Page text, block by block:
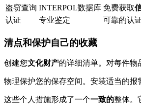
盗窃查询 INTERPOL数据库 免费获取
认证
专业鉴定 可靠的认
清点和保护自己的收藏
创建您文化财产的详细清单。对每件物
物理保护您的保存空间。安装适当的报
这些个人措施形成了一个一致的整体。